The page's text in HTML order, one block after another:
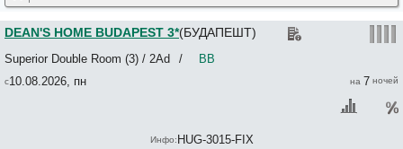
Hostel New Colosseum No*
Hotel Anna Budapest 4*
Hotel Bara 2*
HOTEL BENCZUR 3*
10.08.2026, пн 7
DEAN'S HOME BUDAPEST 3*(БУДАПЕШТ)
/ BB
Superior Double Room (3) / 2Ad
HUG-3015-FIX